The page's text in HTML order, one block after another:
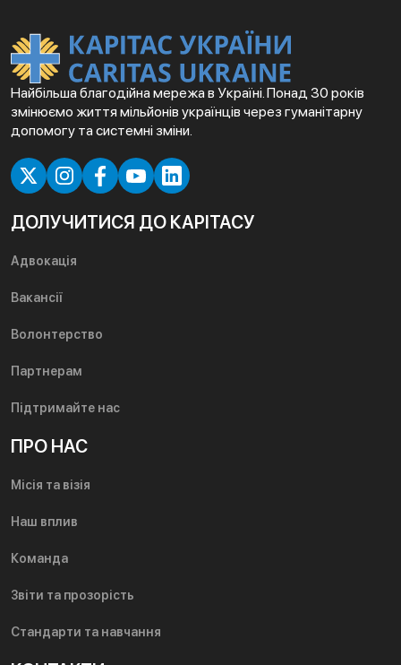
Найбільша благодійна мережа в Україні. Понад 30 років
змінюємо життя мільйонів українців через гуманітарну
допомогу та системні зміни.
ДОЛУЧИТИСЯ ДО КАРІТАСУ
Адвокація
Вакансії
Волонтерство
Партнерам
Підтримайте нас
ПРО НАС
Місія та візія
Наш вплив
Команда
Звіти та прозорість
Стандарти та навчання